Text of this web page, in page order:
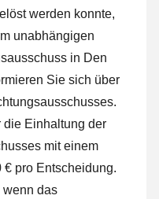
werden konnte,
unabhängigen
in Den
Sie sich über
die Einhaltung der
mit einem
€ pro Entscheidung.
wenn das